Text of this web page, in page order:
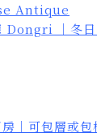
Antique
Dongri ｜冬日
｜可包層或